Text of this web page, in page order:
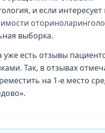
и если интересует
выборка.
есть отзывы
Так, в отзывах
на 1-е место